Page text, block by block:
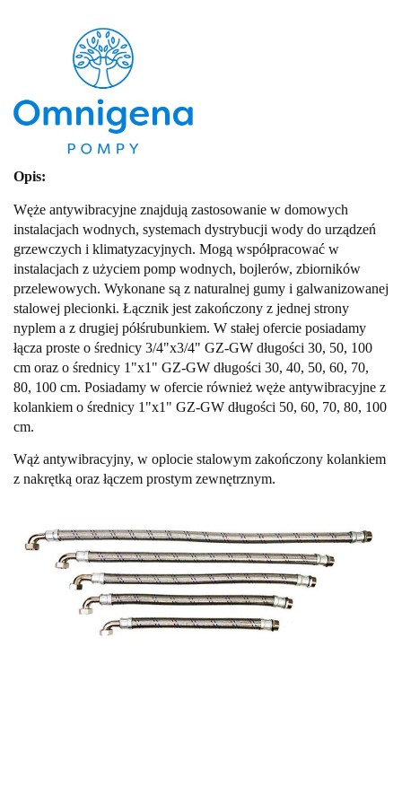
Opis:
Węże antywibracyjne znajdują zastosowanie w domowych
instalacjach wodnych, systemach dystrybucji wody do urządzeń
grzewczych i klimatyzacyjnych. Mogą współpracować w
instalacjach z użyciem pomp wodnych, bojlerów, zbiorników
przelewowych. Wykonane są z naturalnej gumy i galwanizowanej
stalowej plecionki. Łącznik jest zakończony z jednej strony
nyplem a z drugiej półśrubunkiem. W stałej ofercie posiadamy
łącza proste o średnicy 3/4"x3/4" GZ-GW długości 30, 50, 100
cm oraz o średnicy 1"x1" GZ-GW długości 30, 40, 50, 60, 70,
80, 100 cm. Posiadamy w ofercie również węże antywibracyjne z
kolankiem o średnicy 1"x1" GZ-GW długości 50, 60, 70, 80, 100
cm.
Wąż antywibracyjny, w oplocie stalowym zakończony kolankiem
z nakrętką oraz łączem prostym zewnętrznym.